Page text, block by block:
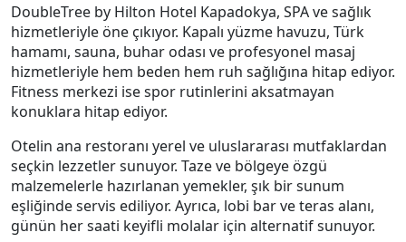
DoubleTree by Hilton Hotel Kapadokya, SPA ve sağlık
hizmetleriyle öne çıkıyor. Kapalı yüzme havuzu, Türk
hamamı, sauna, buhar odası ve profesyonel masaj
hizmetleriyle hem beden hem ruh sağlığına hitap ediyor.
Fitness merkezi ise spor rutinlerini aksatmayan
konuklara hitap ediyor.
Otelin ana restoranı yerel ve uluslararası mutfaklardan
seçkin lezzetler sunuyor. Taze ve bölgeye özgü
malzemelerle hazırlanan yemekler, şık bir sunum
eşliğinde servis ediliyor. Ayrıca, lobi bar ve teras alanı,
günün her saati keyifli molalar için alternatif sunuyor.